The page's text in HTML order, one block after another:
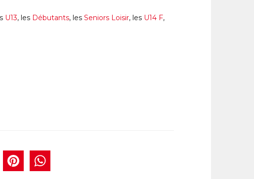
U13, les Débutants, les Seniors Loisir, les U14 F,
TwitterPinterest